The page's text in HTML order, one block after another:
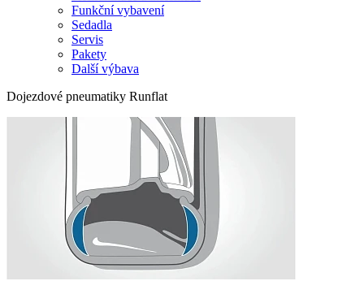
Funkční vybavení
Sedadla
Servis
Pakety
Další výbava
Dojezdové pneumatiky Runflat